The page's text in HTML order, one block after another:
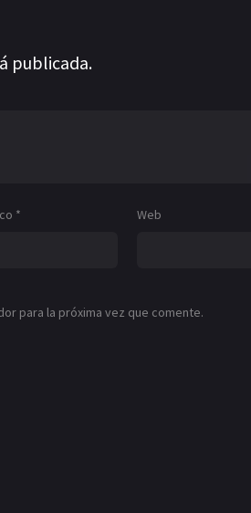
publicada.
* Web
para la próxima vez que comente.